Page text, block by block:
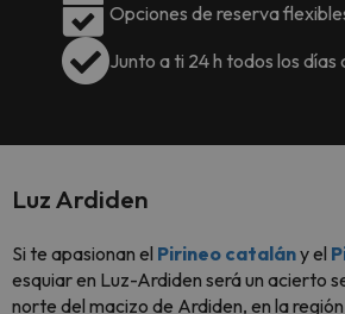
Opciones de reserva
Junto a ti 24 h todos los días
Luz Ardiden
Si te apasionan el Pirineo catalány el
esquiar en Luz-Ardiden será un acierto
norte del macizo de Ardiden, en la